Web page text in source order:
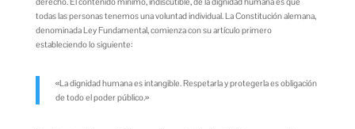
todas las personas tenemos una voluntad individual. La Constitución alemana,
denominada Ley Fundamental, comienza con su artículo primero
estableciendo lo siguiente:
«La dignidad humana es intangible. Respetarla y protegerla es obligación
de todo el poder público.»